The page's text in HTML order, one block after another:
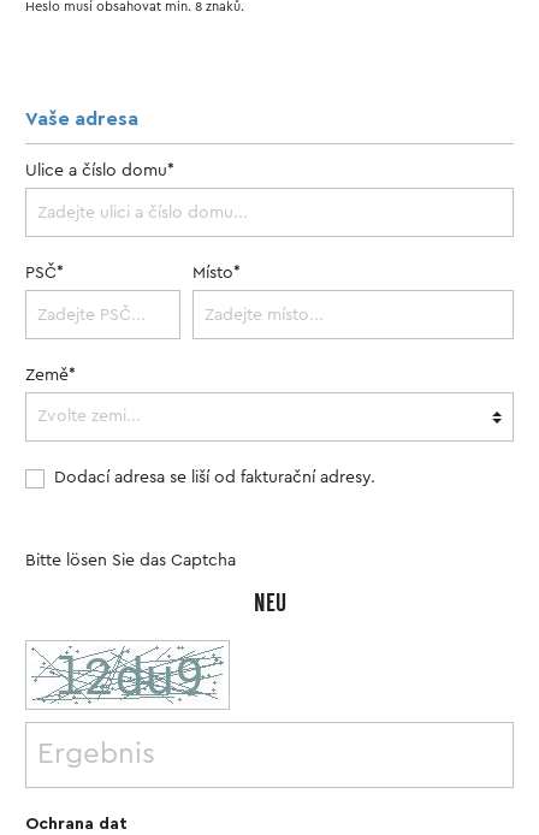
Heslo musí obsahovat min. 8 znaků.
Vaše adresa
Ulice a číslo domu*
PSČ* Místo*
Země*
Dodací adresa se liší od fakturační adresy.
Bitte lösen Sie das Captcha
NEU
Ochrana dat